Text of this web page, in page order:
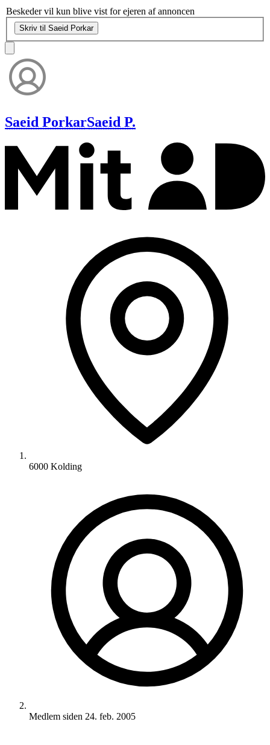
Beskeder vil kun blive vist for ejeren af annoncen
Skriv til Saeid Porkar
Saeid PorkarSaeid P.
6000 Kolding
Medlem siden 24. feb. 2005